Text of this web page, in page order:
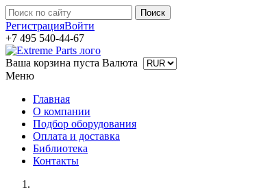
РегистрацияВойти
+7 495 540-44-67
Ваша корзина пуста Валюта
Меню
Главная
О компании
Подбор оборудования
Оплата и доставка
Библиотека
Контакты